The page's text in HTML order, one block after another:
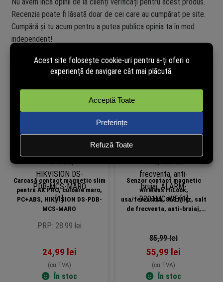
Recenzia poate fi lăsată doar de cei care au cumpărat pe site.
Cumpără și tu acum pentru a putea publica opinia ta în mod
independent!
Produse similare
Carcasă contact magnetic slim
pentru AX PRO, culoare maro,
PC+ABS, HIKVISION DS-PDB-
MCS-MARO
PRP: 28.99 lei
24,99 lei
(cu TVA)
În stoc
Senzor contact magnetic
wireless HiLook,
usa/fereastra, 868 MHz, salt
de frecventa, anti-bruiaj,
85,99lei
55,99 lei
(cu TVA)
În stoc